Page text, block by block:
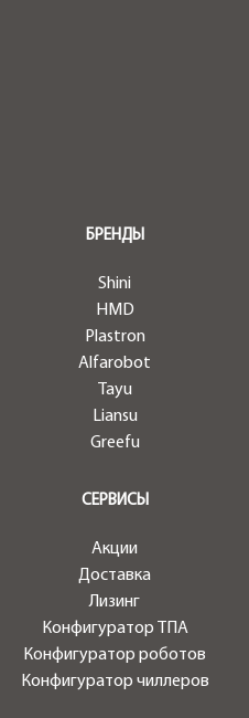
БРЕНДЫ
Shini
HMD
Plastron
Alfarobot
Tayu
Liansu
Greefu
СЕРВИСЫ
Акции
Доставка
Лизинг
Конфигуратор ТПА
Конфигуратор роботов
Конфигуратор чиллеров